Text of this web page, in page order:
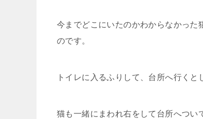
今までどこにいたのかわからなかっ
のです。
トイレに入るふりして、台所へ行くと
猫も一緒にまわれ右をして台所へつい